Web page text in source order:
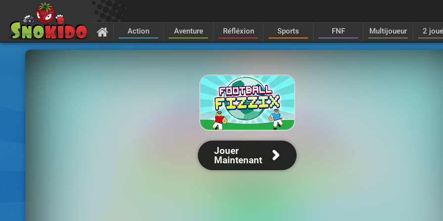
Action Aventure Réfléxion Sports FNF Multijoueur 2
Jouer
Maintenant